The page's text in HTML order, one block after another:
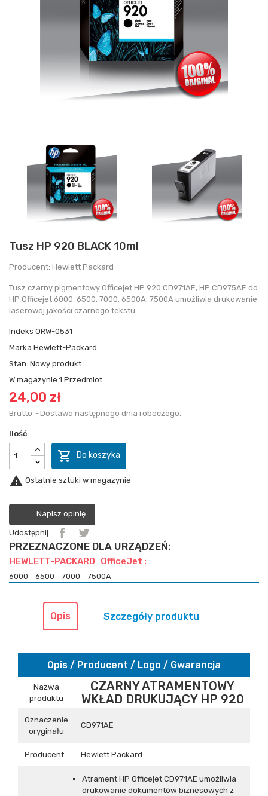
Tusz HP 920 BLACK 10ml
Producent: Hewlett Packard
Tusz czarny pigmentowy Officejet HP 920 CD971AE, HP CD975AE do
HP Officejet 6000, 6500, 7000, 6500A, 7500A umożliwia drukowanie
laserowej jakości czarnego tekstu.
Indeks ORW-0531
Marka Hewlett-Packard
Stan: Nowy produkt
W magazynie 1 Przedmiot
24,00 zł
Brutto Dostawa następnego dnia roboczego.
Ilość
 Do koszyka
 Ostatnie sztuki w magazynie
Napisz opinię
Udostępnij
PRZEZNACZONE DLA URZĄDZEŃ:
HEWLETT-PACKARD OfficeJet :
6000 6500 7000 7500A
Opis Szczegóły produktu
Opis / Producent / Logo / Gwarancja
Nazwa
produktu
CZARNY ATRAMENTOWY
WKŁAD DRUKUJĄCY HP 920
Oznaczenie
oryginału
CD971AE
Producent Hewlett Packard
Atrament HP Officejet CD971AE umożliwia
drukowanie dokumentów biznesowych z